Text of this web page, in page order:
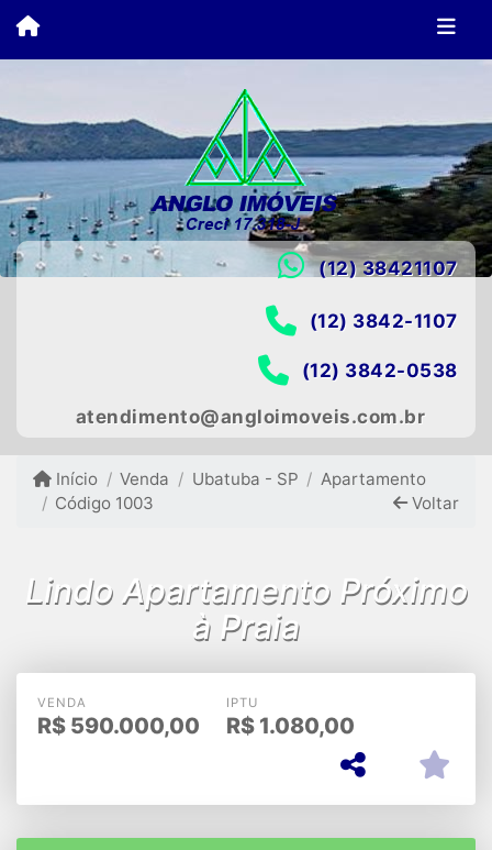
(12) 38421107
(12) 3842-1107
(12) 3842-0538
atendimento@angloimoveis.com.br
Início Venda Ubatuba - SP
Apartamento
Código 1003
Voltar
Lindo Apartamento Próximo
à Praia
VENDA
R$ 590.000,00
IPTU
R$ 1.080,00